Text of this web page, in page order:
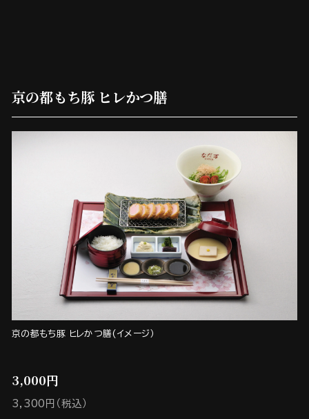
京の都もち豚 ヒレかつ膳
京の都もち豚 ヒレかつ膳(イメージ）
3,000円
3,300円（税込）